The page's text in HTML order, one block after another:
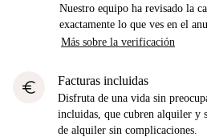
Nuestro equipo ha revisado la
exactamente lo que ves en el
Más sobre la verificación
euro Facturas incluidas
Disfruta de una vida sin
incluidas, que cubren alquiler y
de alquiler sin complicaciones.